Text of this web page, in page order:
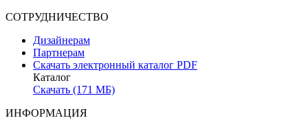
СОТРУДНИЧЕСТВО
Дизайнерам
Партнерам
Скачать электронный каталог PDF
Каталог
Скачать (171 МБ)
ИНФОРМАЦИЯ